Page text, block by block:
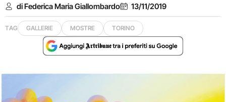
di Federica Maria Giallombardo 13/11/2019
TAG GALLERIE MOSTRE TORINO